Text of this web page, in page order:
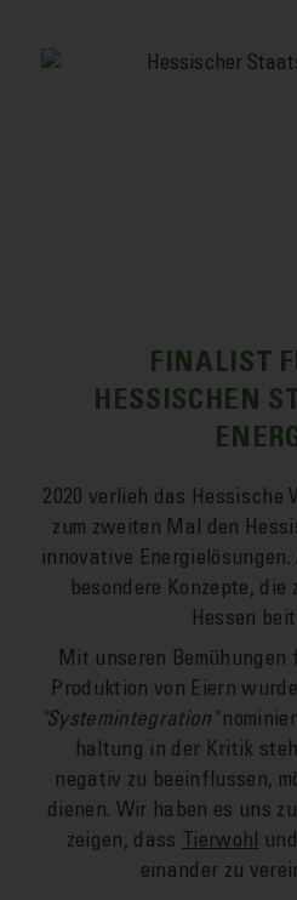
FINALIST
HESSISCHEN
2020 verlieh das
zum zweiten Mal den
innovative
besondere Konzepte, die
Hessen
Mit unseren Bemühungen
Produktion von Eiern
"System­integration"
haltung in der Kritik
negativ zu beein­flussen,
dienen. Wir haben es uns
zeigen, dass
Tier­wohl
einander zu